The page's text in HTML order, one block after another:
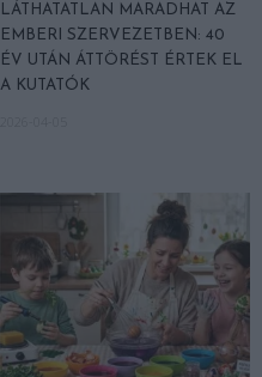
LÁTHATATLAN MARADHAT AZ
EMBERI SZERVEZETBEN: 40
ÉV UTÁN ÁTTÖRÉST ÉRTEK EL
A KUTATÓK